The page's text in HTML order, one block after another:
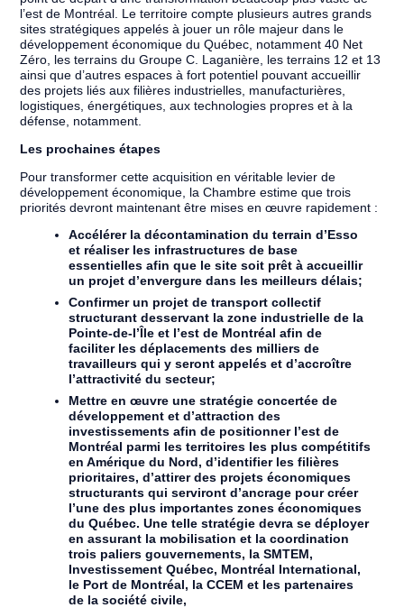
l’est de Montréal. Le territoire compte plusieurs autres grands
sites stratégiques appelés à jouer un rôle majeur dans le
développement économique du Québec, notamment 40 Net
Zéro, les terrains du Groupe C. Laganière, les terrains 12 et 13
ainsi que d’autres espaces à fort potentiel pouvant accueillir
des projets liés aux filières industrielles, manufacturières,
logistiques, énergétiques, aux technologies propres et à la
défense, notamment.
Les prochaines étapes
Pour transformer cette acquisition en véritable levier de
développement économique, la Chambre estime que trois
priorités devront maintenant être mises en œuvre rapidement :
Accélérer la décontamination du terrain d’Esso
et réaliser les infrastructures de base
essentielles afin que le site soit prêt à accueillir
un projet d’envergure dans les meilleurs délais;
Confirmer un projet de transport collectif
structurant desservant la zone industrielle de la
Pointe-de-l’Île et l’est de Montréal afin de
faciliter les déplacements des milliers de
travailleurs qui y seront appelés et d’accroître
l’attractivité du secteur;
Mettre en œuvre une stratégie concertée de
développement et d’attraction des
investissements afin de positionner l’est de
Montréal parmi les territoires les plus compétitifs
en Amérique du Nord, d’identifier les filières
prioritaires, d’attirer des projets économiques
structurants qui serviront d’ancrage pour créer
l’une des plus importantes zones économiques
du Québec. Une telle stratégie devra se déployer
en assurant la mobilisation et la coordination
trois paliers gouvernements, la SMTEM,
Investissement Québec, Montréal International,
le Port de Montréal, la CCEM et les partenaires
de la société civile,